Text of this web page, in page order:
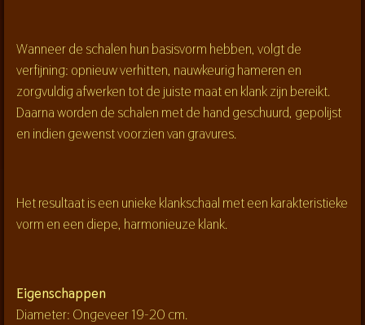
Wanneer de schalen hun basisvorm hebben, volgt de
verfijning: opnieuw verhitten, nauwkeurig hameren en
zorgvuldig afwerken tot de juiste maat en klank zijn bereikt.
Daarna worden de schalen met de hand geschuurd, gepolijst
en indien gewenst voorzien van gravures.
Het resultaat is een unieke klankschaal met een karakteristieke
vorm en een diepe, harmonieuze klank.
Eigenschappen
Diameter: Ongeveer 19-20 cm.